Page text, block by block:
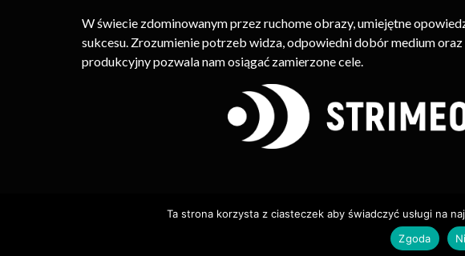
W świecie zdominowanym przez ruchome obrazy, umiejętne
sukcesu. Zrozumienie potrzeb widza, odpowiedni dobór medium
produkcyjny pozwala nam osiągać zamierzone cele.
© Copyright STRIMEO. All Rights Reserved. Kopiowanie Treści (w Tym
Usługi
Ta strona korzysta z ciasteczek aby świadczyć usługi na
Zgoda